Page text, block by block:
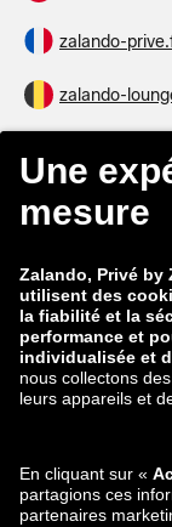
zalando-
zalando-
zalando-
zalando-
zalando-
zalando-
zalando-